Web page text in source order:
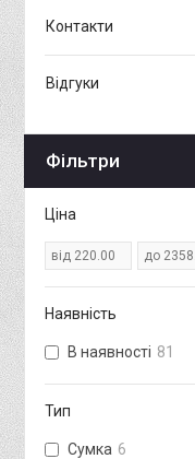
Контакти
Відгуки
Фільтри
Ціна
Наявність
В наявності 81
Тип
Сумка 6